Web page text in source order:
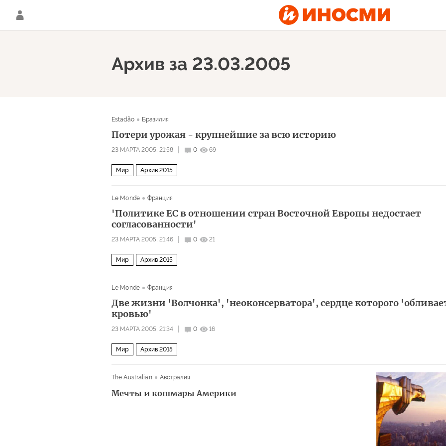
Архив за 23.03.2005
Estadão Бразилия
Потери урожая - крупнейшие за всю историю
23 МАРТА 2005, 21:58 0 69
Мир Архив 2015
Le Monde Франция
'Политике ЕС в отношении стран Восточной Европы недостает
согласованности'
23 МАРТА 2005, 21:46 0 21
Мир Архив 2015
Le Monde Франция
Две жизни 'Волчонка', 'неоконсерватора', сердце которого
кровью'
23 МАРТА 2005, 21:34 0 16
Мир Архив 2015
The Australian Австралия
Мечты и кошмары Америки